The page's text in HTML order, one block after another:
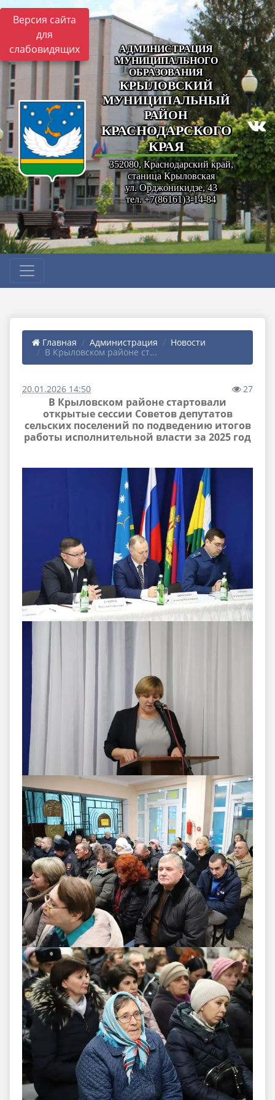
Версия сайта
для
слабовидящих
АДМИНИСТРАЦИЯ
МУНИЦИПАЛЬНОГО
ОБРАЗОВАНИЯ
КРЫЛОВСКИЙ
МУНИЦИПАЛЬНЫЙ
РАЙОН
КРАСНОДАРСКОГО
КРАЯ
352080, Краснодарский край,
станица Крыловская
ул. Орджоникидзе, 43
тел. +7(86161)3-14-84
Главная Администрация
Новости
В Крыловском районе ст...
20.01.2026 14:50 27
В Крыловском районе стартовали
открытые сессии Советов депутатов
сельских поселений по подведению итогов
работы исполнительной власти за 2025 год